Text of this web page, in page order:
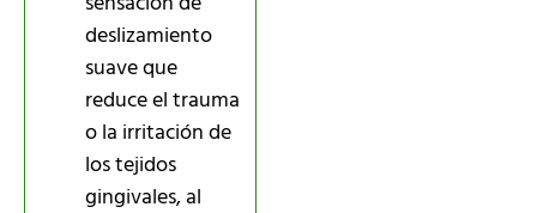
deslizamiento
suave que
reduce el trauma
o la irritación de
los tejidos
gingivales, al